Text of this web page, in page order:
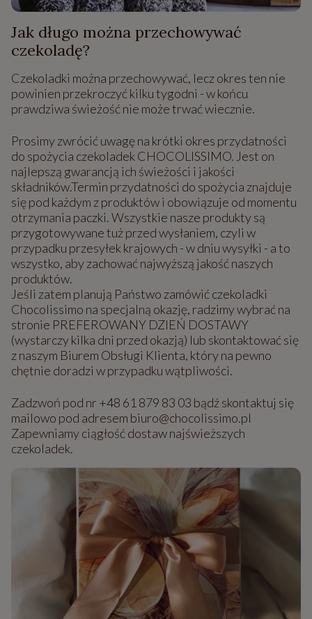
Jak długo można przechowywać
czekoladę?
Czekoladki można przechowywać, lecz okres ten nie
powinien przekroczyć kilku tygodni - w końcu
prawdziwa świeżość nie może trwać wiecznie.
Prosimy zwrócić uwagę na krótki okres przydatności
do spożycia czekoladek CHOCOLISSIMO. Jest on
najlepszą gwarancją ich świeżości i jakości
składników.Termin przydatności do spożycia znajduje
się pod każdym z produktów i obowiązuje od momentu
otrzymania paczki. Wszystkie nasze produkty są
przygotowywane tuż przed wysłaniem, czyli w
przypadku przesyłek krajowych - w dniu wysyłki - a to
wszystko, aby zachować najwyższą jakość naszych
produktów.
Jeśli zatem planują Państwo zamówić czekoladki
Chocolissimo na specjalną okazję, radzimy wybrać na
stronie PREFEROWANY DZIEŃ DOSTAWY
(wystarczy kilka dni przed okazją) lub skontaktować się
z naszym Biurem Obsługi Klienta, który na pewno
chętnie doradzi w przypadku wątpliwości.
Zadzwoń pod nr +48 61 879 83 03 bądź skontaktuj się
mailowo pod adresem biuro@chocolissimo.pl
Zapewniamy ciągłość dostaw najświeższych
czekoladek.